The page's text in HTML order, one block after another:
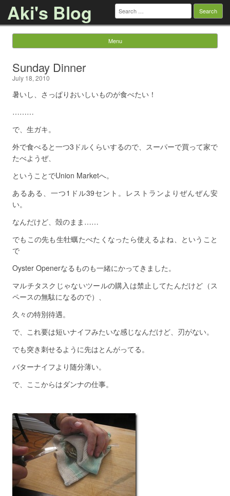
Aki's Blog Search
for:
Menu
Sunday Dinner
July 18, 2010
暑いし、さっぱりおいしいものが食べたい！
………
で、生ガキ。
外で食べると一つ3ドルくらいするので、スーパーで買って家で
たべようぜ、
ということでUnion Marketへ。
あるある、一つ1ドル39セント。レストランよりぜんぜん安
い。
なんだけど、殻のまま……
でもこの先も生牡蠣たべたくなったら使えるよね、ということ
で
Oyster Openerなるものも一緒にかってきました。
マルチタスクじゃないツールの購入は禁止してたんだけど（ス
ペースの無駄になるので）、
久々の特別待遇。
で、これ要は短いナイフみたいな感じなんだけど、刃がない。
でも突き刺せるように先はとんがってる。
バターナイフより随分薄い。
で、ここからはダンナの仕事。